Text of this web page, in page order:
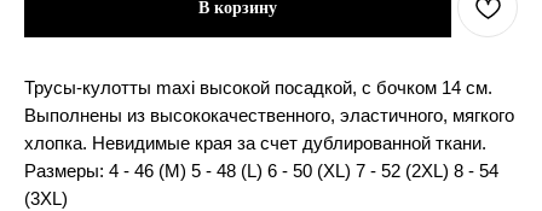
В корзину
Трусы-кулотты maxi высокой посадкой, с бочком 14 см.
Выполнены из высококачественного, эластичного, мягкого
хлопка. Невидимые края за счет дублированной ткани.
Размеры: 4 - 46 (M) 5 - 48 (L) 6 - 50 (XL) 7 - 52 (2XL) 8 - 54
(3XL)